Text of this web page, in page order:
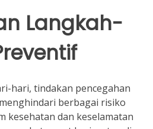
Langkah-
hari, tindakan pencegahan
berbagai risiko
kesehatan dan keselamatan